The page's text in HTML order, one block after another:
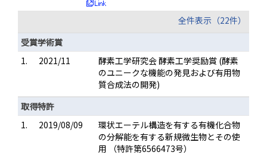
全件表示（22件）
受賞学術賞
1.
2021/11
酵素工学研究会 酵素工学奨励賞 (酵素
のユニークな機能の発見および有用物
質合成法の開発)
取得特許
1.
2019/08/09
環状エーテル構造を有する有機化合物
の分解能を有する新規微生物とその使
用 （特許第6566473号）